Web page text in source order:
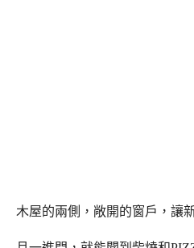
木屋的兩側，敞開的窗戶，讓